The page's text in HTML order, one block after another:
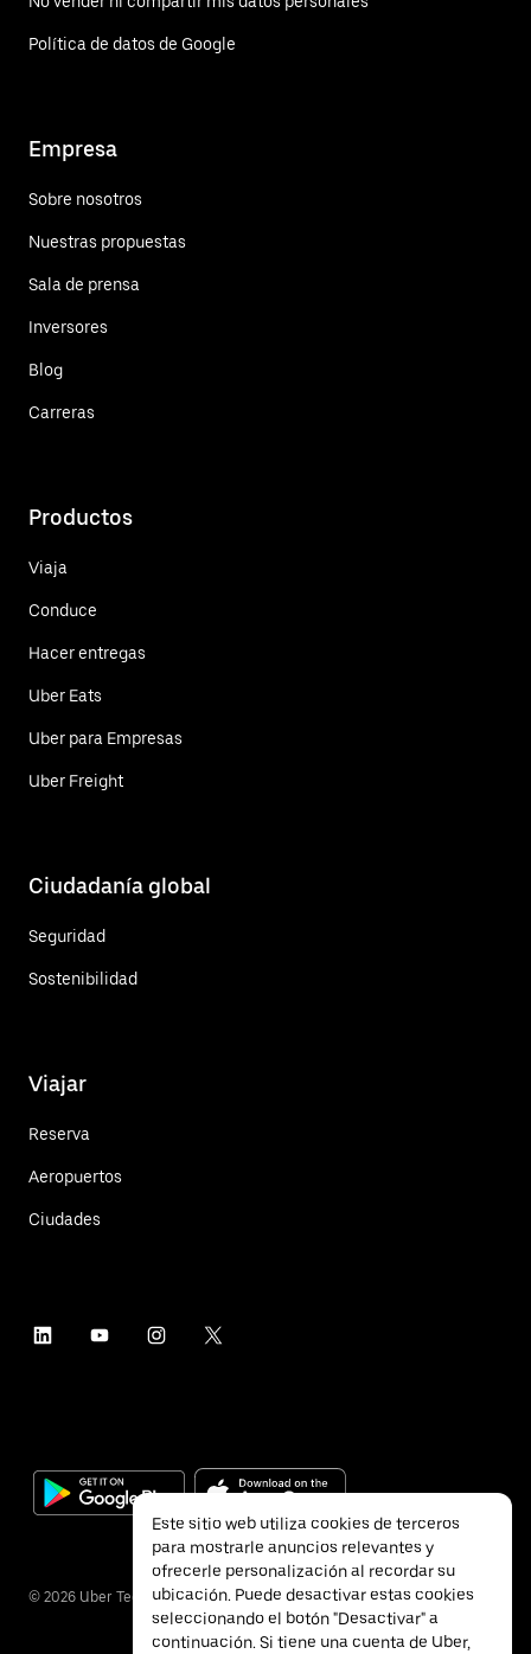
Política de datos de Google
Empresa
Sobre nosotros
Nuestras propuestas
Sala de prensa
Inversores
Blog
Carreras
Productos
Viaja
Conduce
Hacer entregas
Uber Eats
Uber para Empresas
Uber Freight
Ciudadanía global
Seguridad
Sostenibilidad
Viajar
Reserva
Aeropuertos
Ciudades
© 2026 Uber Technologies Inc.
Este sitio web utiliza cookies de terceros
para mostrarle anuncios relevantes y
ofrecerle personalización al recordar su
ubicación. Puede desactivar estas cookies
seleccionando el botón "Desactivar" a
continuación. Si tiene una cuenta de Uber,